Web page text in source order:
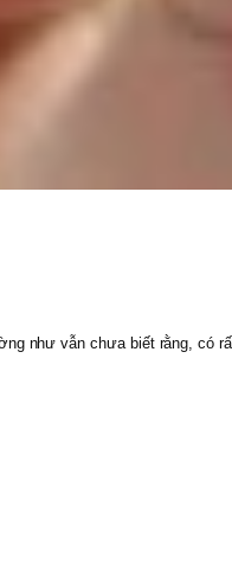
như vẫn chưa biết rằng, có